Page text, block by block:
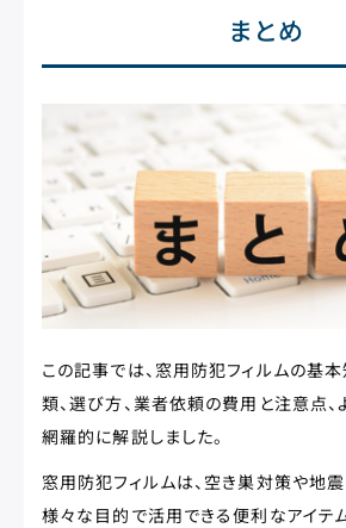
まとめ
この記事では、窓用防犯フィルムの基本
類、選び方、業者依頼の費用と注意点、
網羅的に解説しました。
窓用防犯フィルムは、空き巣対策や地震
様々な目的で活用できる便利なアイテム